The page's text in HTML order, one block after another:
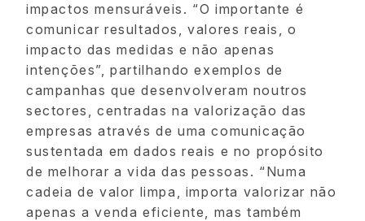
impactos mensuráveis. “O importante é
comunicar resultados, valores reais, o
impacto das medidas e não apenas
intenções”, partilhando exemplos de
campanhas que desenvolveram noutros
sectores, centradas na valorização das
empresas através de uma comunicação
sustentada em dados reais e no propósito
de melhorar a vida das pessoas. “Numa
cadeia de valor limpa, importa valorizar não
apenas a venda eficiente, mas também